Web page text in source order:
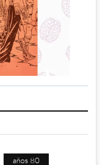
años 80